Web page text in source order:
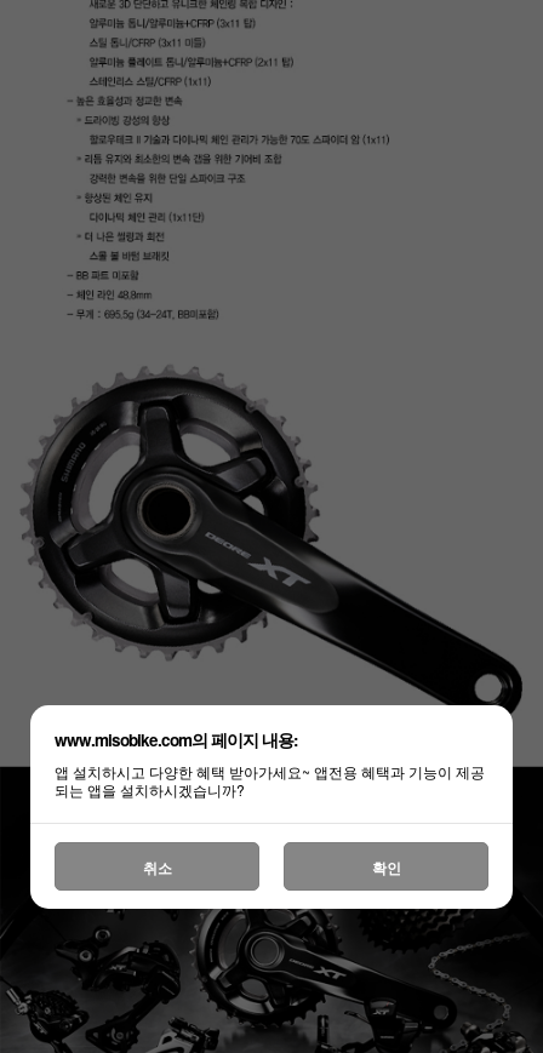
www.misobike.com의 페이지 내용:
앱 설치하시고 다양한 혜택 받아가세요~ 앱전용 혜택과 기능이 제공
되는 앱을 설치하시겠습니까?
취소 확인